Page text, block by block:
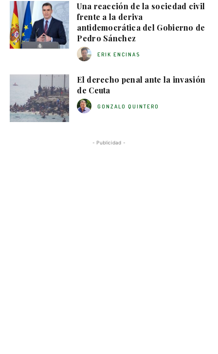
Una reacción de la sociedad civil
frente a la deriva
antidemocrática del Gobierno de
Pedro Sánchez
ERIK ENCINAS
El derecho penal ante la invasión
de Ceuta
GONZALO QUINTERO
- Publicidad -